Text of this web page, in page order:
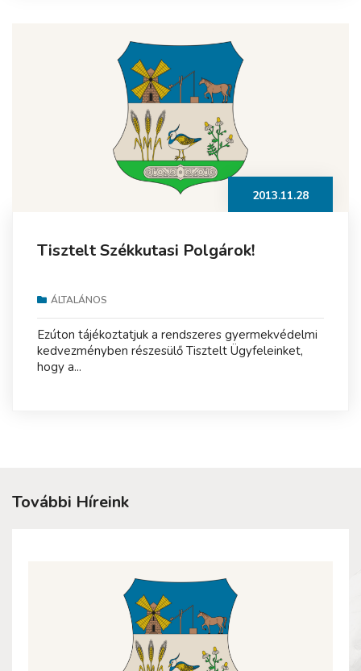
2013.11.28
Tisztelt Székkutasi Polgárok!
ÁLTALÁNOS
Ezúton tájékoztatjuk a rendszeres gyermekvédelmi
kedvezményben részesülő Tisztelt Ügyfeleinket,
hogy a...
További Híreink